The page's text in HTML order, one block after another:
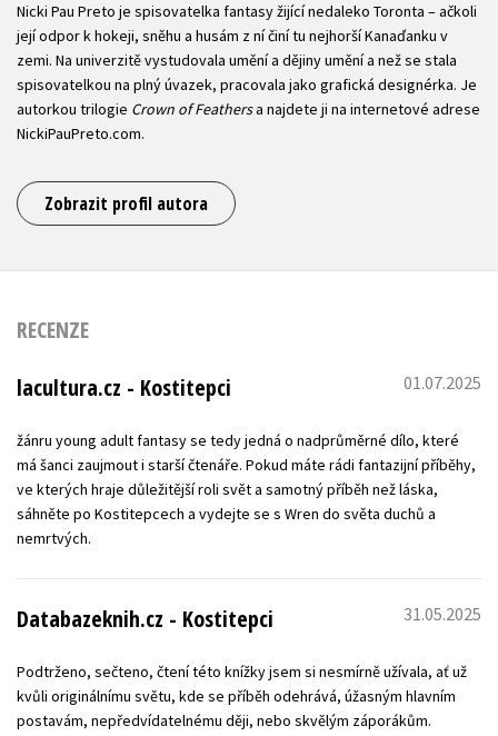
Nicki Pau Preto je spisovatelka fantasy žijící nedaleko Toronta – ačkoli
její odpor k hokeji, sněhu a husám z ní činí tu nejhorší Kanaďanku v
zemi. Na univerzitě vystudovala umění a dějiny umění a než se stala
spisovatelkou na plný úvazek, pracovala jako grafická designérka. Je
autorkou trilogie Crown of Feathersa najdete ji na internetové adrese
NickiPauPreto.com.
Zobrazit profil autora
RECENZE
lacultura.cz - Kostitepci
01.07.2025
žánru young adult fantasy se tedy jedná o nadprůměrné dílo, které
má šanci zaujmout i starší čtenáře. Pokud máte rádi fantazijní příběhy,
ve kterých hraje důležitější roli svět a samotný příběh než láska,
sáhněte po Kostitepcech a vydejte se s Wren do světa duchů a
nemrtvých.
Databazeknih.cz - Kostitepci 31.05.2025
Podtrženo, sečteno, čtení této knížky jsem si nesmírně užívala, ať už
kvůli originálnímu světu, kde se příběh odehrává, úžasným hlavním
postavám, nepředvídatelnému ději, nebo skvělým záporákům.